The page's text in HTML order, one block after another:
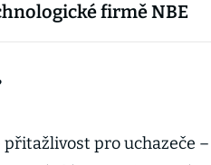
firmě NBE
přitažlivost pro uchazeče –